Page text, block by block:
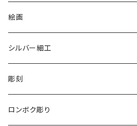
リバーシブル エコバッグ
絵画
シルバー細工
彫刻
ロンボク彫り